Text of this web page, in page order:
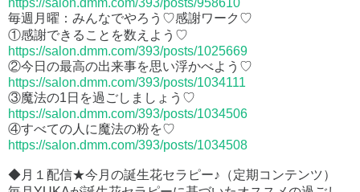
https://salon.dmm.com/393/posts/958610
毎週月曜：みんなでやろう♡感謝ワーク♡
①感謝できることを数えよう♡
https://salon.dmm.com/393/posts/1025669
②今日の最高の出来事を思い浮かべよう♡
https://salon.dmm.com/393/posts/1034111
③魔法の1日を過ごしましょう♡
https://salon.dmm.com/393/posts/1034506
④すべての人に魔法の粉を♡
https://salon.dmm.com/393/posts/1034508
◆月１配信★今月の誕生花セラピー♪（定期コンテンツ）